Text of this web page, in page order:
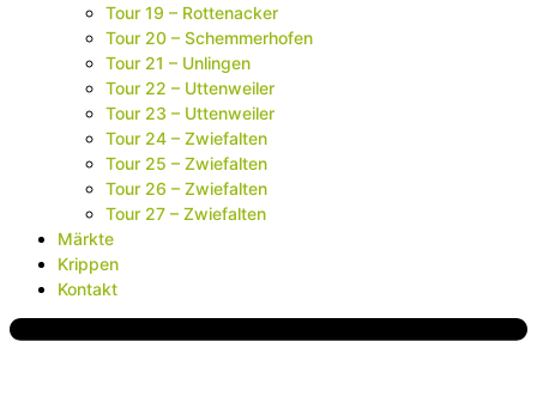
Tour 19 – Rottenacker
Tour 20 – Schemmerhofen
Tour 21 – Unlingen
Tour 22 – Uttenweiler
Tour 23 – Uttenweiler
Tour 24 – Zwiefalten
Tour 25 – Zwiefalten
Tour 26 – Zwiefalten
Tour 27 – Zwiefalten
Märkte
Krippen
Kontakt